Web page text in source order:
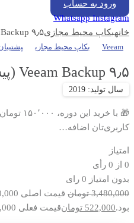
ورود به حساب
Whatsapp Instagram
خانهبکاپ محیط مجازی۹٫۵ Veeam Backup (پیشرفته)
Veeam بکاپ محیط مجازی
۹٫۵ Veeam Backup (پیشرفته)
🎁 با
کاربری‌تان اضافه…
امتیاز
0 از 0 رأی
بدون امتیاز 0 رای
3,480,000 تومان
بود.522,000 تومانقیمت فعلی 522,000 تومان است.